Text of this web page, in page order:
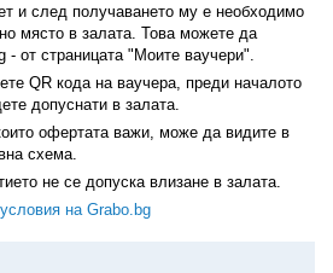
и след получаването му е необходимо
място в залата. Това можете да
- от страницата "Моите ваучери".
QR кода на ваучера, преди началото
допуснати в залата.
офертата важи, може да видите в
схема.
не се допуска влизане в залата.
на Grabo.bg